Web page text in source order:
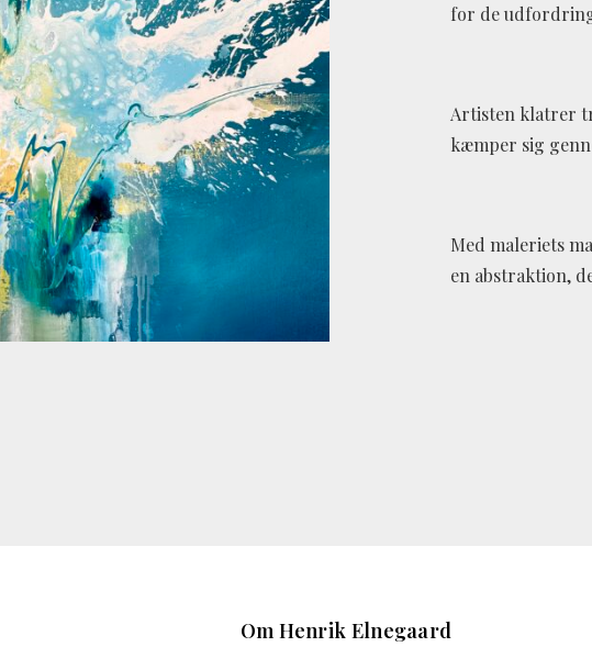
for de
Artisten klatrer
kæmper sig
Med maleriets
en abstraktion,
Om Henrik Elnegaard